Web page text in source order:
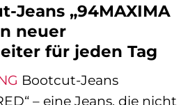
Jeans „94MAXIMA
neuer
für jeden Tag
Bootcut-Jeans
– eine Jeans, die nicht